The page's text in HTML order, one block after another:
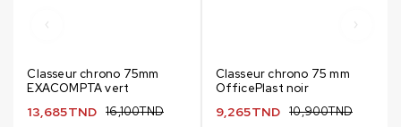
Classeur chrono 75mm
EXACOMPTA vert
16,100TND
13,685TND
Classeur chrono 75 mm
OfficePlast noir
10,900TND
9,265TND